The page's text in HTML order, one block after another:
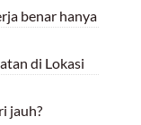
benar hanya
di Lokasi
jauh?